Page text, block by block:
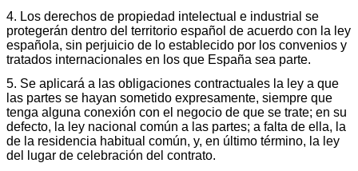
4. Los derechos de propiedad intelectual e industrial se
protegerán dentro del territorio español de acuerdo con la ley
española, sin perjuicio de lo establecido por los convenios y
tratados internacionales en los que España sea parte.
5. Se aplicará a las obligaciones contractuales la ley a que
las partes se hayan sometido expresamente, siempre que
tenga alguna conexión con el negocio de que se trate; en su
defecto, la ley nacional común a las partes; a falta de ella, la
de la residencia habitual común, y, en último término, la ley
del lugar de celebración del contrato.